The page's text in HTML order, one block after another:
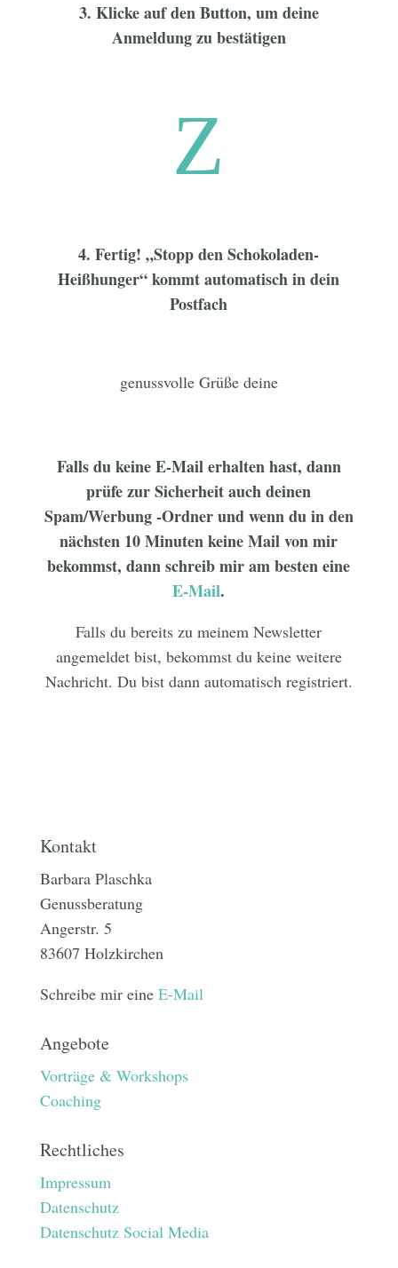
3. Klicke auf den Button, um deine
Anmeldung zu bestätigen
Z
4. Fertig! „Stopp den Schokoladen-
Heißhunger“ kommt automatisch in dein
Postfach
genussvolle Grüße deine
Falls du keine E-Mail erhalten hast, dann
prüfe zur Sicherheit auch deinen
Spam/Werbung -Ordner und wenn du in den
nächsten 10 Minuten keine Mail von mir
bekommst, dann schreib mir am besten eine
E-Mail.
Falls du bereits zu meinem Newsletter
angemeldet bist, bekommst du keine weitere
Nachricht. Du bist dann automatisch registriert.
Kontakt
Barbara Plaschka
Genussberatung
Angerstr. 5
83607 Holzkirchen
Schreibe mir eine E-Mail
Angebote
Vorträge & Workshops
Coaching
Rechtliches
Impressum
Datenschutz
Datenschutz Social Media